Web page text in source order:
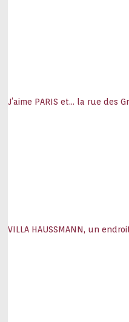
J’aime PARIS et… la rue des
VILLA HAUSSMANN, un